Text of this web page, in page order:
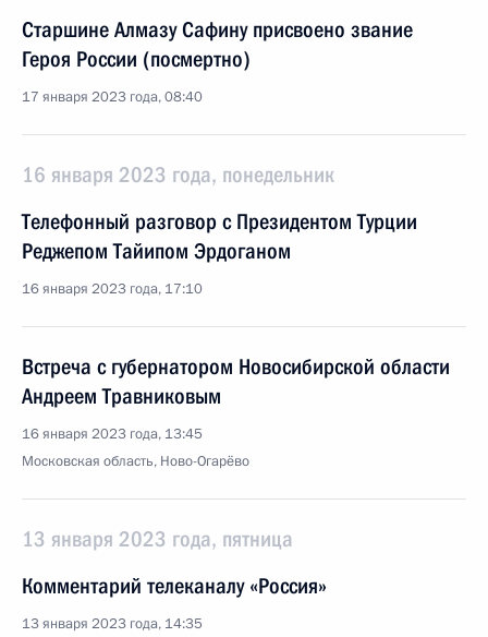
Старшине Алмазу Сафину присвоено звание
Героя России (посмертно)
17 января 2023 года, 08:40
16 января 2023 года, понедельник
Телефонный разговор с Президентом Турции
Реджепом Тайипом Эрдоганом
16 января 2023 года, 17:10
Встреча с губернатором Новосибирской области
Андреем Травниковым
16 января 2023 года, 13:45
Московская область, Ново-Огарёво
13 января 2023 года, пятница
Комментарий телеканалу «Россия»
13 января 2023 года, 14:35